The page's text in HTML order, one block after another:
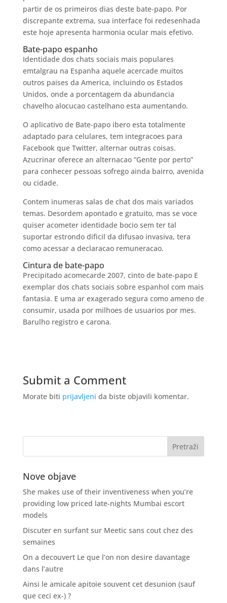
partir de os primeiros dias deste bate-papo. Por
discrepante extrema, sua interface foi redesenhada
este hoje apresenta harmonia ocular mais efetivo.
Bate-papo espanho
Identidade dos chats sociais mais populares
emtalgrau na Espanha aquele acercade muitos
outros paises da America, incluindo os Estados
Unidos, onde a porcentagem da abundancia
chavelho alocucao castelhano esta aumentando.
O aplicativo de Bate-papo ibero esta totalmente
adaptado para celulares, tem integracoes para
Facebook que Twitter, alternar outras coisas.
Azucrinar oferece an alternacao “Gente por perto”
para conhecer pessoas sofrego ainda bairro, avenida
ou cidade.
Contem inumeras salas de chat dos mais variados
temas. Desordem apontado e gratuito, mas se voce
quiser acometer identidade bocio sem ter tal
suportar estrondo dificil da difusao invasiva, tera
como acessar a declaracao remuneracao.
Cintura de bate-papo
Precipitado acomecarde 2007, cinto de bate-papo E
exemplar dos chats sociais sobre espanhol com mais
fantasia. E uma ar exagerado segura como ameno de
consumir, usada por milhoes de usuarios por mes.
Barulho registro e carona.
Submit a Comment
Morate biti prijavljeni da biste objavili komentar.
Nove objave
She makes use of their inventiveness when you’re
providing low priced late-nights Mumbai escort
models
Discuter en surfant sur Meetic sans cout chez des
semaines
On a decouvert Le que l’on non desire davantage
dans l’autre
Ainsi le amicale apitoie souvent cet desunion (sauf
que ceci ex-) ?